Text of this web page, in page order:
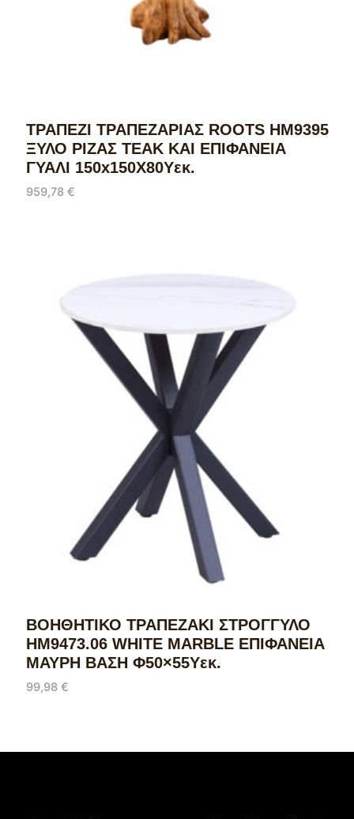
ΤΡΑΠΕΖΙ ΤΡΑΠΕΖΑΡΙΑΣ ROOTS HM9395
ΞΥΛΟ ΡΙΖΑΣ ΤΕΑΚ ΚΑΙ ΕΠΙΦΑΝΕΙΑ
ΓΥΑΛΙ 150x150X80Υεκ.
959,78 €
ΒΟΗΘΗΤΙΚΟ ΤΡΑΠΕΖΑΚΙ ΣΤΡΟΓΓΥΛΟ
HM9473.06 WHITE MARBLE ΕΠΙΦΑΝΕΙΑ
ΜΑΥΡΗ ΒΑΣΗ Φ50×55Υεκ.
99,98 €